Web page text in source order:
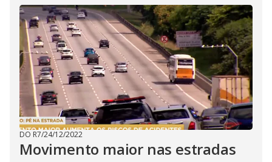
DO R7/24/12/2022
Movimento maior nas estradas